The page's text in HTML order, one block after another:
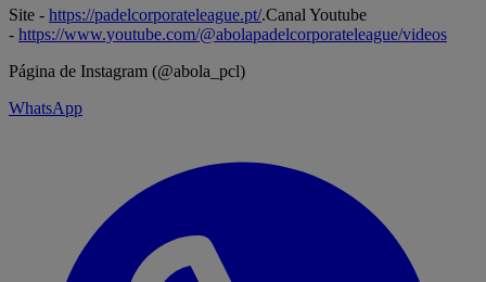
Site - https://padelcorporateleague.pt/.Canal Youtube
- https://www.youtube.com/@abolapadelcorporateleague/videos
Página de Instagram (@abola_pcl)
WhatsApp